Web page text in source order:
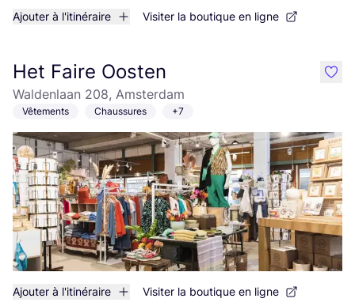
Ajouter à l'itinéraire Visiter la boutique en ligne
Het Faire Oosten
Waldenlaan 208, Amsterdam
Vêtements Chaussures +7
Ajouter à l'itinéraire Visiter la boutique en ligne
like